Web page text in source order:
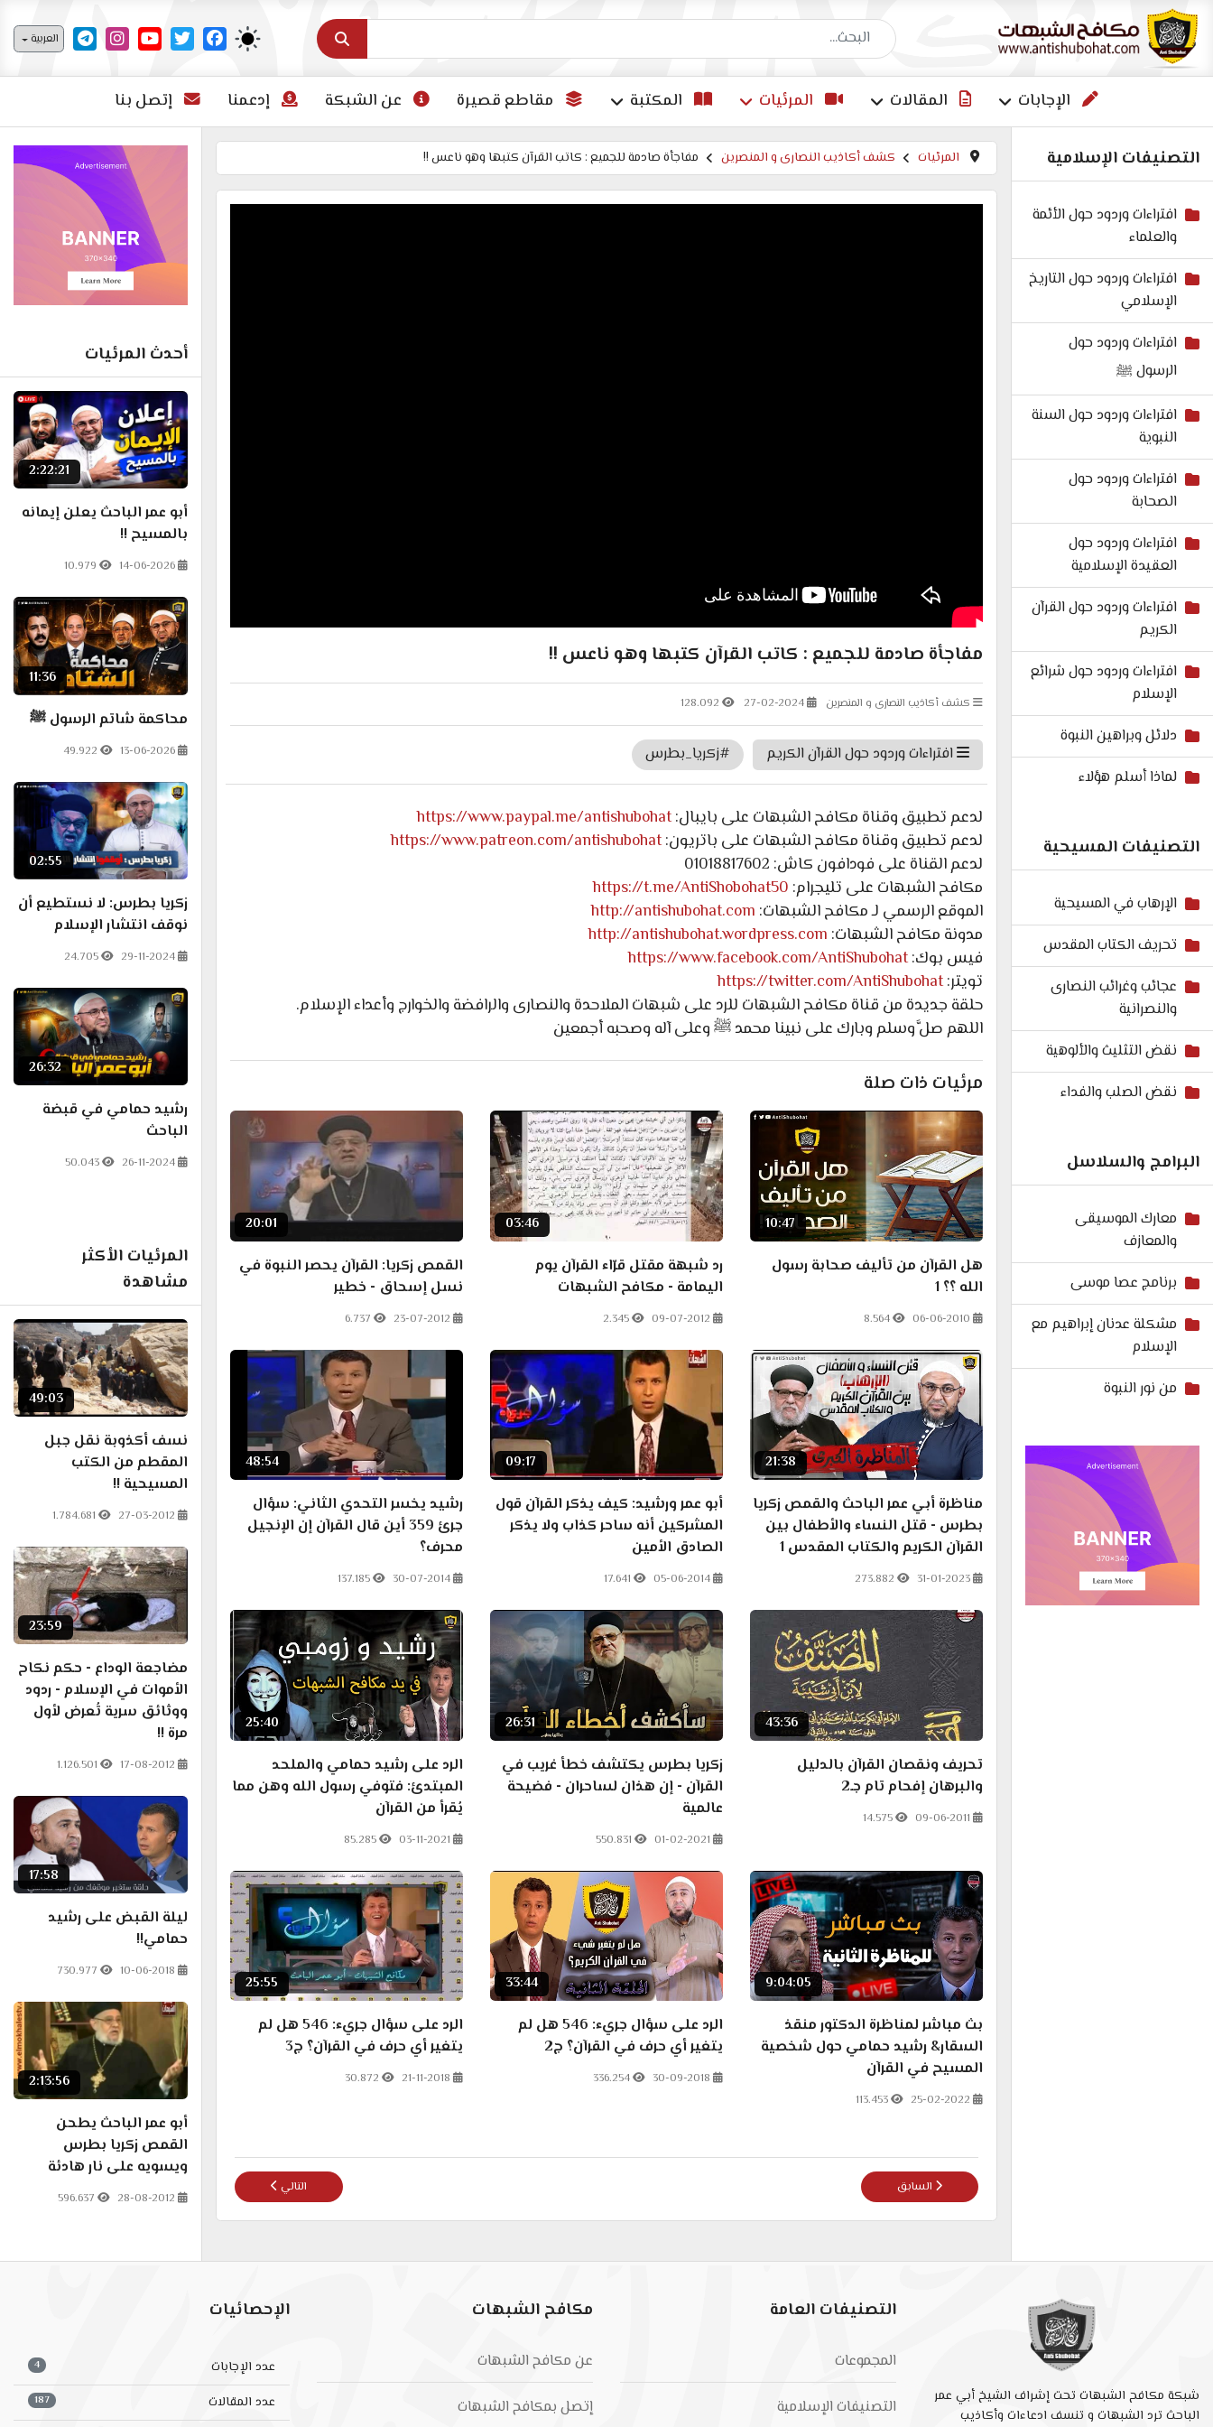
البحث عن إجابات اختر لغتك
العربية
الإجابات المقالات المرئيات المكتبة مقاطع قصيرة عن الشبكة إدعمنا إتصل بنا
التصنيفات الإسلامية
افتراءات وردود حول الأئمة
والعلماء
افتراءات وردود حول التاريخ
الإسلامي
افتراءات وردود حول
الرسول ﷺ
افتراءات وردود حول السنة
النبوية
افتراءات وردود حول
الصحابة
افتراءات وردود حول
العقيدة الإسلامية
افتراءات وردود حول القرآن
الكريم
افتراءات وردود حول شرائع
الإسلام
دلائل وبراهين النبوة
لماذا أسلم هؤلاء
التصنيفات المسيحية
الإرهاب في المسيحية
تحريف الكتاب المقدس
عجائب وغرائب النصارى
والنصرانية
نقض التثليث والألوهية
نقض الصلب والفداء
البرامج والسلاسل
معارك الموسيقى
والمعازف
برنامج عصا موسى
مشكلة عدنان إبراهيم مع
الإسلام
من نور النبوة
المرئيات كشف أكاذيب النصارى و المنصرين مفاجأة صادمة للجميع : كاتب القرآن كتبها وهو ناعس !!
مفاجأة صادمة للجميع : كاتب القرآن كتبها وهو ناعس !!
كشف أكاذيب النصارى و المنصرين 27-02-2024
128.092
افتراءات وردود حول القرآن الكريم #زكريا_بطرس
لدعم تطبيق وقناة مكافح الشبهات على بايبال:https://www.paypal.me/antishubohat
لدعم تطبيق وقناة مكافح الشبهات على باتريون:https://www.patreon.com/antishubohat
لدعم القناة على فودافون كاش: 01018817602
مكافح الشبهات على تليجرام: https://t.me/AntiShobohat50
الموقع الرسمي لـ مكافح الشبهات: http://antishubohat.com
مدونة مكافح الشبهات: http://antishubohat.wordpress.com
فيس بوك:https://www.facebook.com/AntiShubohat
تويتر:https://twitter.com/AntiShubohat
حلقة جديدة من قناة مكافح الشبهات للرد على شبهات الملاحدة والنصارى والرافضة والخوارج وأعداء الإسلام.
اللهم صلَّ وسلم وبارك على نبينا محمد ﷺ وعلى آله وصحبه أجمعين
مرئيات ذات صلة
10:47
هل القرآن من تأليف صحابة رسول
الله ؟؟ 1
06-06-2010
8.564
03:46
رد شبهة مقتل قرّاء القرآن يوم
اليمامة - مكافح الشبهات
09-07-2012
2.345
20:01
القمص زكريا: القرآن يحصر النبوة في
نسل إسحاق - خطير
23-07-2012
6.737
21:38
مناظرة أبي عمر الباحث والقمص زكريا
بطرس - قتل النساء والأطفال بين
القرآن الكريم والكتاب المقدس 1
31-01-2023
273.882
09:17
أبو عمر ورشيد: كيف يذكر القرآن قول
المشركين أنه ساحر كذاب ولا يذكر
الصادق الأمين
05-06-2014
17.641
48:54
رشيد يخسر التحدي الثاني: سؤال
جرئ 359 أين قال القرآن إن الإنجيل
محرف؟
30-07-2014
137.185
43:36
تحريف ونقصان القرآن بالدليل
والبرهان إفحام تام جـ2
09-06-2011
14.575
26:31
زكريا بطرس يكتشف خطأ غريب في
القرآن - إن هذان لساحران - فضيحة
عالمية
01-02-2021
550.831
25:40
الرد على رشيد حمامي والملحد
المبتدئ: فتوفي رسول الله وهن مما
يُقرأ من القرآن
03-11-2021
85.285
9:04:05
بث مباشر لمناظرة الدكتور منقذ
السقار& رشيد حمامي حول شخصية
المسيح في القرآن
25-02-2022
113.453
33:44
الرد على سؤال جريء: 546 هل لم
يتغير أي حرف في القرآن؟ ج2
30-09-2018
336.254
25:55
الرد على سؤال جريء: 546 هل لم
يتغير أي حرف في القرآن؟ ج3
21-11-2018
30.872
المقال السابق: سؤال حيّر الأنبا رفائيل وجعله يهدم المسيحية
السابق المقال التالي: تحدي البابا تواضرس: هل الله غير محدود في
التالي
أحدث المرئيات
2:22:21
أبو عمر الباحث يعلن إيمانه
بالمسيح !!
14-06-2026
10.979
11:36
محاكمة شاتم الرسول ﷺ
13-06-2026
49.922
02:55
زكريا بطرس: لا نستطيع أن
نوقف انتشار الإسلام
29-11-2024
24.705
26:32
رشيد حمامي في قبضة
الباحث
26-11-2024
50.043
المرئيات الأكثر
مشاهدة
49:03
نسف أكذوبة نقل جبل
المقطم من الكتب
المسيحية !!
27-03-2012
1.784.681
23:59
مضاجعة الوداع - حكم نكاح
الأموات في الإسلام - ردود
ووثائق سرية تُعرض لأول
مرة !!
17-08-2012
1.126.501
17:58
ليلة القبض على رشيد
حمامي!!
10-06-2018
730.977
2:13:56
أبو عمر الباحث يطحن
القمص زكريا بطرس
ويسويه على نار هادئة
28-08-2012
596.637
شبكة مكافح الشبهات تحت إشراف الشيخ أبي عمر
الباحث ترد الشبهات و تنسف ادعاءات وأكاذيب
التصنيفات العامة
المجموعات
التصنيفات الإسلامية
مكافح الشبهات
عن مكافح الشبهات
إتصل بمكافح الشبهات
الإحصائيات
عدد الإجابات 4
عدد المقالات 187